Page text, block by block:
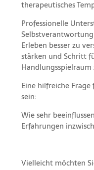
therapeutisches
Professionelle
Erleben besser zu
stärken und Schritt
Eine hilfreiche
sein:
Wie sehr
Erfahrungen
Vielleicht möchten